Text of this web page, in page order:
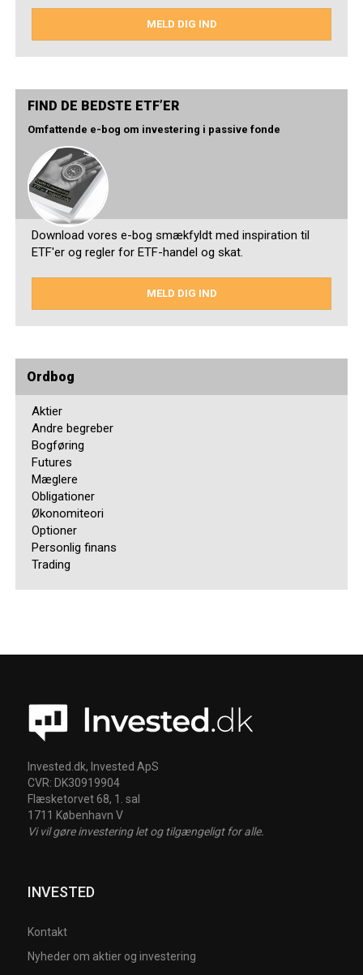
MELD DIG IND
FIND DE BEDSTE ETF’ER
Omfattende e-bog om investering i passive fonde
Download vores e-bog smækfyldt med inspiration til
ETF'er og regler for ETF-handel og skat.
MELD DIG IND
Ordbog
Aktier
Andre begreber
Bogføring
Futures
Mæglere
Obligationer
Økonomiteori
Optioner
Personlig finans
Trading
Invested.dk, Invested ApS
CVR: DK30919904
Flæsketorvet 68, 1. sal
1711 København V
Vi vil gøre investering let og tilgængeligt for alle.
INVESTED
Kontakt
Nyheder om aktier og investering